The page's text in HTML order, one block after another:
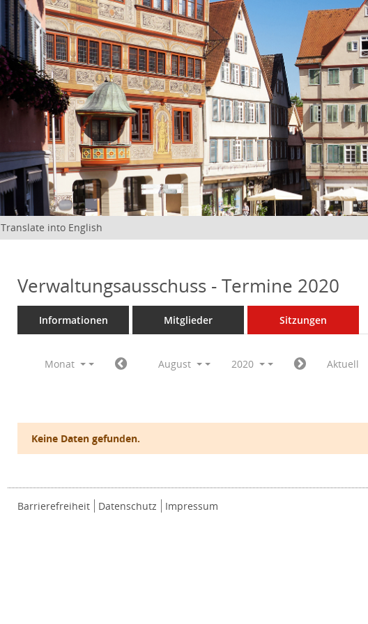
Translate into English
Verwaltungsausschuss - Termine 2020
Informationen Mitglieder Sitzungen
Monat August 2020 Aktuell
Keine Daten gefunden.
Barrierefreiheit Datenschutz Impressum